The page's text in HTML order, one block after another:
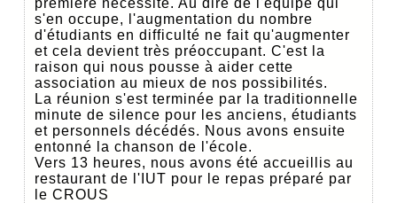
s'en occupe, l'augmentation du nombre
d'étudiants en difficulté ne fait qu'augmenter
et cela devient très préoccupant. C'est la
raison qui nous pousse à aider cette
association au mieux de nos possibilités.
La réunion s'est terminée par la traditionnelle
minute de silence pour les anciens, étudiants
et personnels décédés. Nous avons ensuite
entonné la chanson de l'école.
Vers 13 heures, nous avons été accueillis au
restaurant de l'IUT pour le repas préparé par
le CROUS